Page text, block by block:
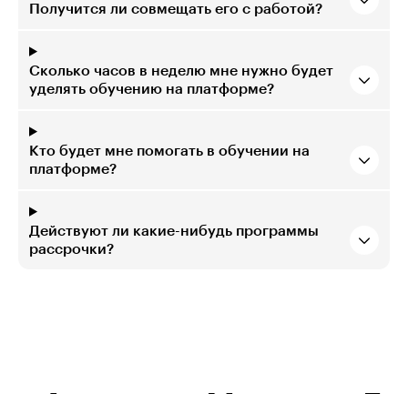
Получится ли совмещать его с работой?
Сколько часов в неделю мне нужно будет
уделять обучению на платформе?
Кто будет мне помогать в обучении на
платформе?
Действуют ли какие-нибудь программы
рассрочки?